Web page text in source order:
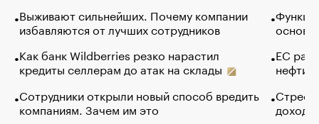
Выживают сильнейших. Почему компании
избавляются от лучших сотрудников
Как банк Wildberries резко нарастил
кредиты селлерам до атак на склады
Сотрудники открыли новый способ вредить
компаниям. Зачем им это
основ
ЕС
нефти